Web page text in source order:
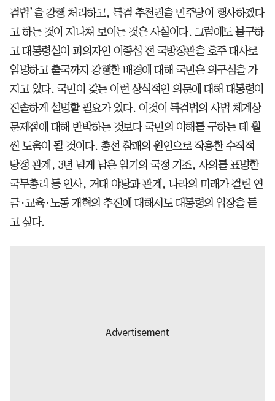
검법’을 강행 처리하고, 특검 추천권을 민주당이 행사하겠다
고 하는 것이 지나쳐 보이는 것은 사실이다. 그럼에도 불구하
고 대통령실이 피의자인 이종섭 전 국방장관을 호주 대사로
임명하고 출국까지 강행한 배경에 대해 국민은 의구심을 가
지고 있다. 국민이 갖는 이런 상식적인 의문에 대해 대통령이
진솔하게 설명할 필요가 있다. 이것이 특검법의 사법 체계상
문제점에 대해 반박하는 것보다 국민의 이해를 구하는 데 훨
씬 도움이 될 것이다. 총선 참패의 원인으로 작용한 수직적
당정 관계, 3년 넘게 남은 임기의 국정 기조, 사의를 표명한
국무총리 등 인사, 거대 야당과 관계, 나라의 미래가 걸린 연
금·교육·노동 개혁의 추진에 대해서도 대통령의 입장을 듣
고 싶다.